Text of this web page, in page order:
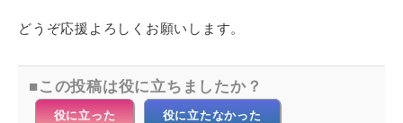
どうぞ応援よろしくお願いします。
この投稿は役に立ちましたか？
役に立った 役に立たなかった